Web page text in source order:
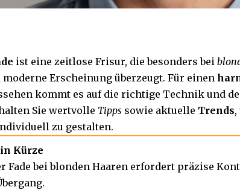
ist eine zeitlose Frisur, die besonders bei
Erscheinung überzeugt. Für einen
kommt es auf die richtige Technik und
Sie wertvolle Tipps sowie aktuelle Trends
zu gestalten.
Kürze
Fade bei blonden Haaren erfordert präzise